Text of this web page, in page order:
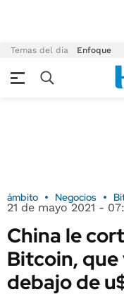
Temas del día Enfoque
ámbito Negocios
21 de mayo 2021 -
China le
Bitcoin, que
debajo de